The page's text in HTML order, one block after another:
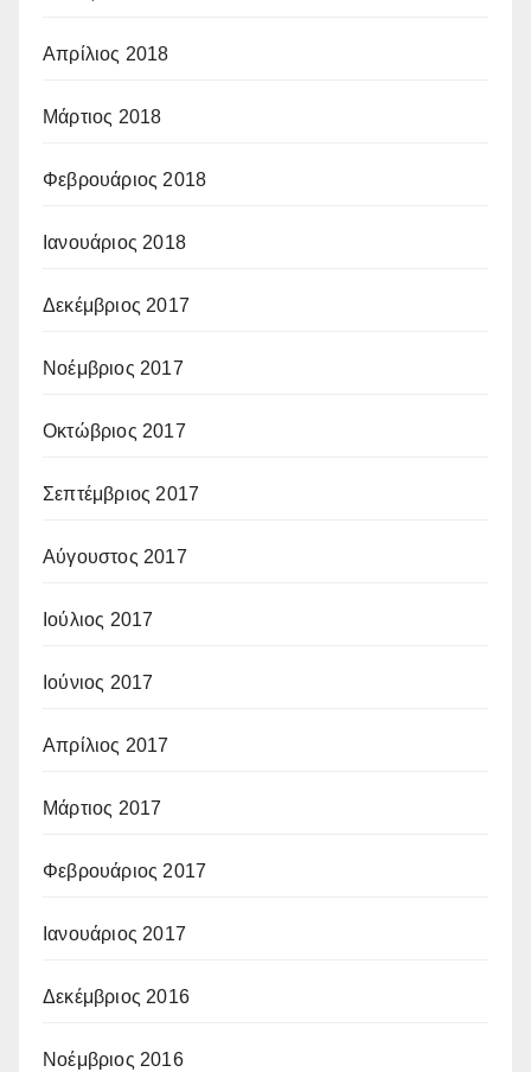
Απρίλιος 2018
Μάρτιος 2018
Φεβρουάριος 2018
Ιανουάριος 2018
Δεκέμβριος 2017
Νοέμβριος 2017
Οκτώβριος 2017
Σεπτέμβριος 2017
Αύγουστος 2017
Ιούλιος 2017
Ιούνιος 2017
Απρίλιος 2017
Μάρτιος 2017
Φεβρουάριος 2017
Ιανουάριος 2017
Δεκέμβριος 2016
Νοέμβριος 2016